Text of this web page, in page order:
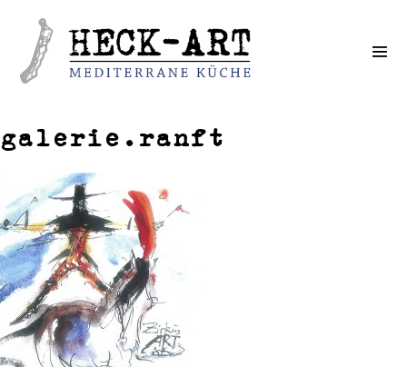
Weiter
Inhalt
galerie.ranft